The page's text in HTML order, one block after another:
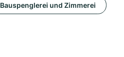
Bauspenglerei und Zimmerei